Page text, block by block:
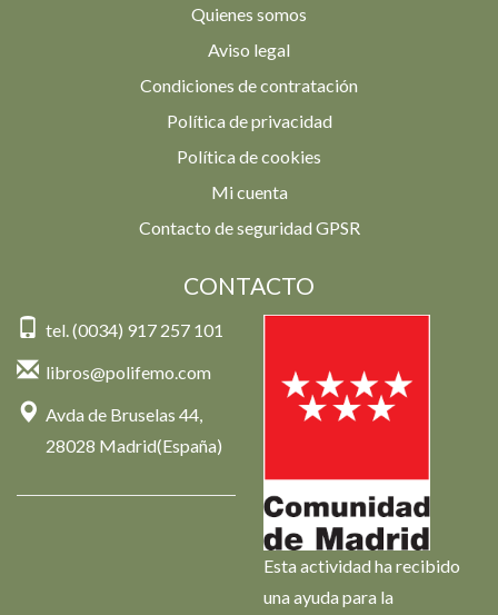
Quienes somos
Aviso legal
Condiciones de contratación
Política de privacidad
Política de cookies
Mi cuenta
Contacto de seguridad GPSR
CONTACTO
tel. (0034) 917 257 101
libros@polifemo.com
Avda de Bruselas 44,
28028 Madrid(España)
Esta actividad ha recibido
una ayuda para la